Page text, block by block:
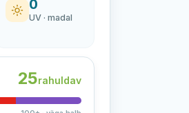
0
UV · madal
25rahuldav